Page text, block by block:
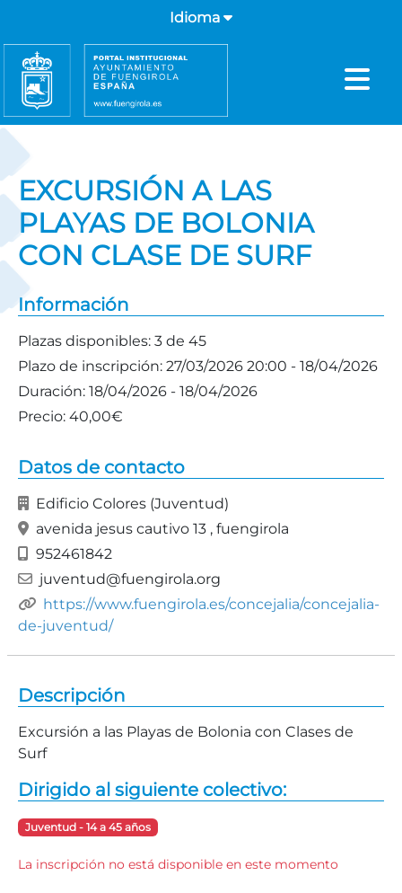
Idioma
EXCURSIÓN A LAS
PLAYAS DE BOLONIA
CON CLASE DE SURF
Información
Plazas disponibles: 3 de 45
Plazo de inscripción: 27/03/2026 20:00 - 18/04/2026
Duración: 18/04/2026 - 18/04/2026
Precio: 40,00€
Datos de contacto
Edificio Colores (Juventud)
avenida jesus cautivo 13 , fuengirola
952461842
juventud@fuengirola.org
https://www.fuengirola.es/concejalia/concejalia-
de-juventud/
Descripción
Excursión a las Playas de Bolonia con Clases de
Surf
Dirigido al siguiente colectivo:
Juventud - 14 a 45 años
La inscripción no está disponible en este momento